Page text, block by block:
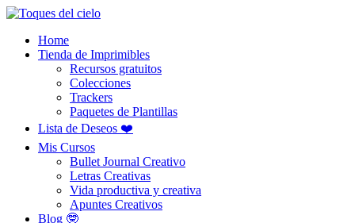
Home
Tienda de Imprimibles
Recursos gratuitos
Colecciones
Trackers
Paquetes de Plantillas
Lista de Deseos ❤️
Mis Cursos
Bullet Journal Creativo
Letras Creativas
Vida productiva y creativa
Apuntes Creativos
Blog 🤓